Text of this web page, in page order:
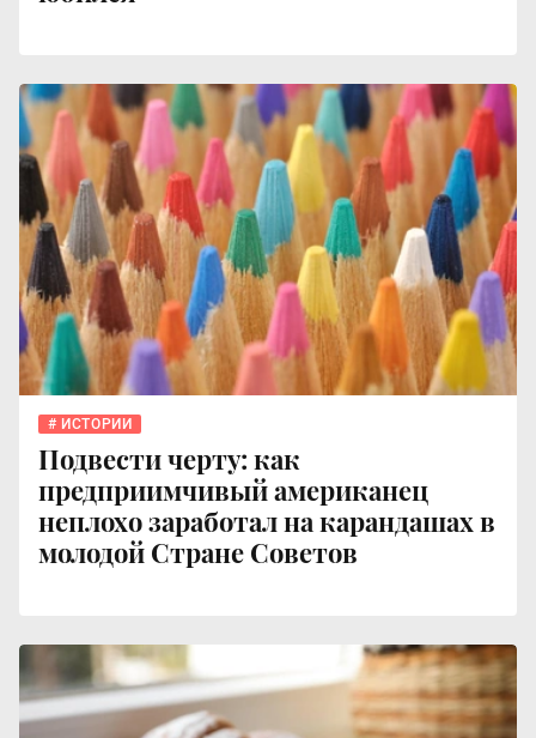
ИСТОРИИ
Подвести черту: как
предприимчивый американец
неплохо заработал на карандашах в
молодой Стране Советов